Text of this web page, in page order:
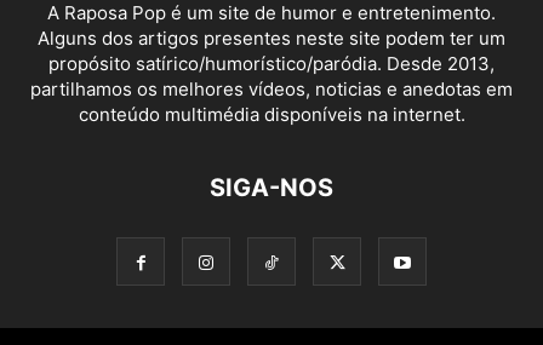
A Raposa Pop é um site de humor e entretenimento.
Alguns dos artigos presentes neste site podem ter um
propósito satírico/humorístico/paródia. Desde 2013,
partilhamos os melhores vídeos, noticias e anedotas em
conteúdo multimédia disponíveis na internet.
SIGA-NOS